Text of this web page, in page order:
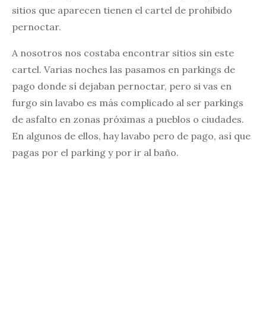
sitios que aparecen tienen el cartel de prohibido
pernoctar.
A nosotros nos costaba encontrar sitios sin este
cartel. Varias noches las pasamos en parkings de
pago donde sí dejaban pernoctar, pero si vas en
furgo sin lavabo es más complicado al ser parkings
de asfalto en zonas próximas a pueblos o ciudades.
En algunos de ellos, hay lavabo pero de pago, así que
pagas por el parking y por ir al baño.